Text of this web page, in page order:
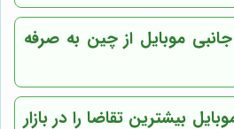
جانبی موبایل از چین به صرفه
بیشترین تقاضا را در بازار